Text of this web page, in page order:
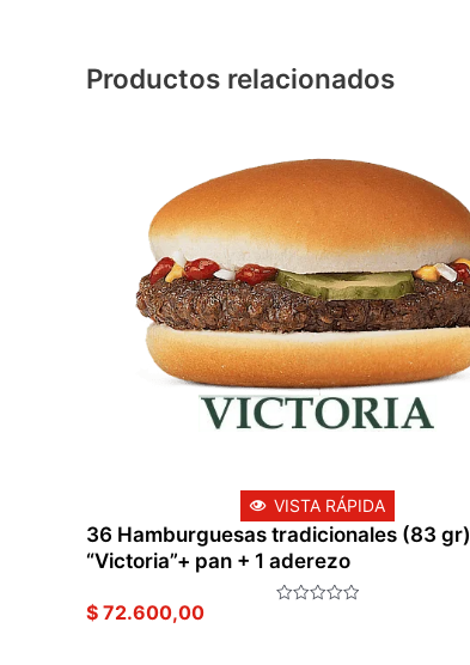
Productos relacionados
VISTA RÁPIDA
36 Hamburguesas tradicionales (83 gr)
“Victoria”+ pan + 1 aderezo
$ 72.600,00